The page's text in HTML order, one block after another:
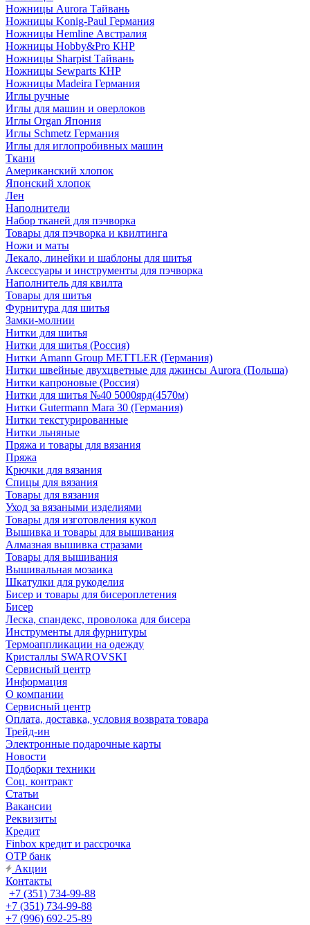
Ножницы Aurora Тайвань
Ножницы Konig-Paul Германия
Ножницы Hemline Австралия
Ножницы Hobby&Pro КНР
Ножницы Sharpist Тайвань
Ножницы Sewparts КНР
Ножницы Madeira Германия
Иглы ручные
Иглы для машин и оверлоков
Иглы Organ Япония
Иглы Schmetz Германия
Иглы для иглопробивных машин
Ткани
Американский хлопок
Японский хлопок
Лен
Наполнители
Набор тканей для пэчворка
Товары для пэчворка и квилтинга
Ножи и маты
Лекало, линейки и шаблоны для шитья
Аксессуары и инструменты для пэчворка
Наполнитель для квилта
Товары для шитья
Фурнитура для шитья
Замки-молнии
Нитки для шитья
Нитки для шитья (Россия)
Нитки Amann Group METTLER (Германия)
Нитки швейные двухцветные для джинсы Aurora (Польша)
Нитки капроновые (Россия)
Нитки для шитья №40 5000ярд(4570м)
Нитки Gutermann Mara 30 (Германия)
Нитки текстурированные
Нитки льняные
Пряжа и товары для вязания
Пряжа
Крючки для вязания
Спицы для вязания
Товары для вязания
Уход за вязаными изделиями
Товары для изготовления кукол
Вышивка и товары для вышивания
Алмазная вышивка стразами
Товары для вышивания
Вышивальная мозаика
Шкатулки для рукоделия
Бисер и товары для бисероплетения
Бисер
Леска, спандекс, проволока для бисера
Инструменты для фурнитуры
Термоаппликации на одежду
Кристаллы SWAROVSKI
Сервисный центр
Информация
О компании
Сервисный центр
Оплата, доставка, условия возврата товара
Трейд-ин
Электронные подарочные карты
Новости
Подборки техники
Соц. контракт
Статьи
Вакансии
Реквизиты
Кредит
Finbox кредит и рассрочка
OTP банк
Акции
Контакты
+7 (351) 734-99-88
+7 (351) 734-99-88
+7 (996) 692-25-89